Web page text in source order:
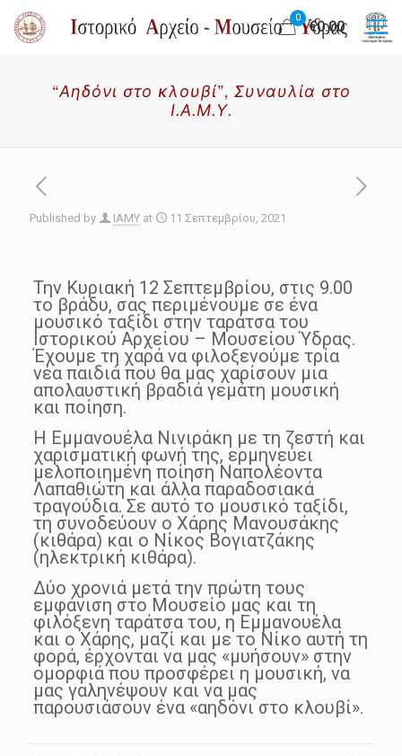
0
€0.00
“Αηδόνι στο κλουβί”, Συναυλία στο
Ι.Α.Μ.Υ.
Published by IAMY at 11 Σεπτεμβρίου, 2021
Την Κυριακή 12 Σεπτεμβρίου, στις 9.00
το βράδυ, σας περιμένουμε σε ένα
μουσικό ταξίδι στην ταράτσα του
Ιστορικού Αρχείου – Μουσείου Ύδρας.
Έχουμε τη χαρά να φιλοξενούμε τρία
νέα παιδιά που θα μας χαρίσουν μια
απολαυστική βραδιά γεμάτη μουσική
και ποίηση.
Η Εμμανουέλα Νινιράκη με τη ζεστή και
χαρισματική φωνή της, ερμηνεύει
μελοποιημένη ποίηση Ναπολέοντα
Λαπαθιώτη και άλλα παραδοσιακά
τραγούδια. Σε αυτό το μουσικό ταξίδι,
τη συνοδεύουν ο Χάρης Μανουσάκης
(κιθάρα) και ο Νίκος Βογιατζάκης
(ηλεκτρική κιθάρα).
Δύο χρονιά μετά την πρώτη τους
εμφάνιση στο Μουσείο μας και τη
φιλόξενη ταράτσα του, η Εμμανουέλα
και ο Χάρης, μαζί και με το Νίκο αυτή τη
φορά, έρχονται να μας «μυήσουν» στην
ομορφιά που προσφέρει η μουσική, να
μας γαληνέψουν και να μας
παρουσιάσουν ένα «αηδόνι στο κλουβί».